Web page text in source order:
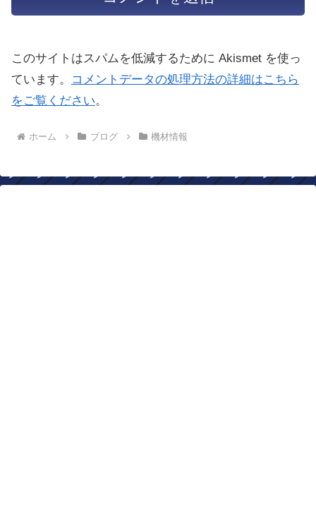
このサイトはスパムを低減するために Akismet を使っ
ています。
コメントデータの処理方法の詳細はこちら
をご覧ください。
ホーム ブログ 機材情報